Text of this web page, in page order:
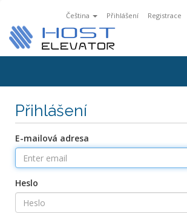
Čeština Přihlášení Registrace
Přihlášení
E-mailová adresa
Heslo